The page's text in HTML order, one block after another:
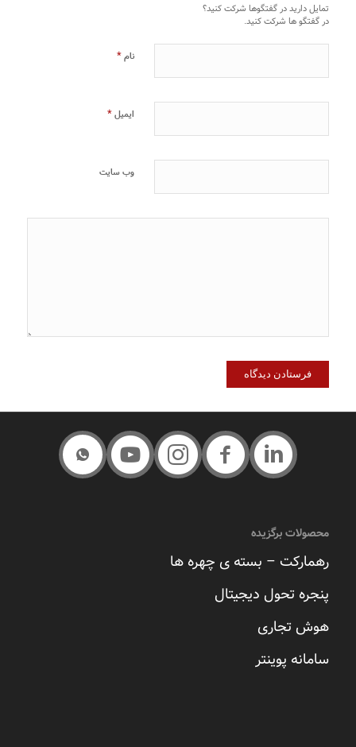
تمایل دارید در گفتگوها شرکت کنید؟
در گفتگو ها شرکت کنید.
نام*
ایمیل*
وب‌ سایت
محصولات برگزیده
رهمارکت – بسته ی چهره ها
پنجره تحول دیجیتال
هوش تجاری
سامانه پوینتر